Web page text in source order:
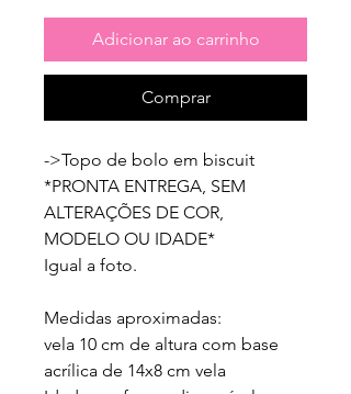
Adicionar ao carrinho
Comprar
->Topo de bolo em biscuit
*PRONTA ENTREGA, SEM
ALTERAÇÕES DE COR,
MODELO OU IDADE*
Igual a foto.
Medidas aproximadas:
vela 10 cm de altura com base
acrílica de 14x8 cm vela